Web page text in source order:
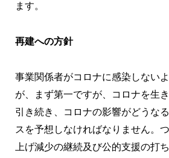
ます。
再建への方針
事業関係者がコロナに感染しない
が、まず第一ですが、コロナを生
引き続き、コロナの影響がどうな
スを予想しなければなりません。
上げ減少の継続及び公的支援の打